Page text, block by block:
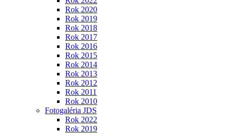
Rok 2020
Rok 2019
Rok 2018
Rok 2017
Rok 2016
Rok 2015
Rok 2014
Rok 2013
Rok 2012
Rok 2011
Rok 2010
Fotogaléria JDS
Rok 2022
Rok 2019